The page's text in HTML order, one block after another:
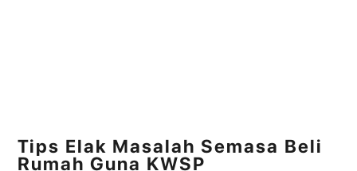
Tips Elak Masalah Semasa Beli
Rumah Guna KWSP